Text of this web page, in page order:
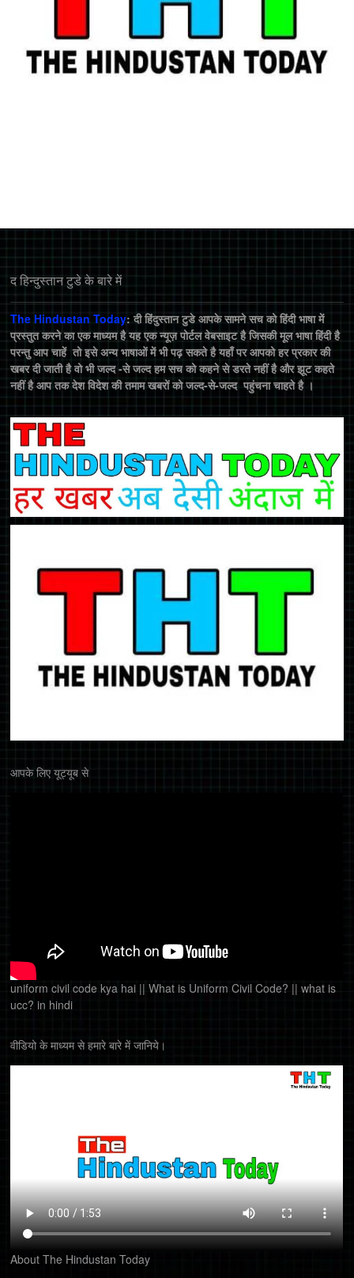
द हिन्‍दुस्‍तान टुडे के बारे में
The Hindustan Today: दी हिंदुस्तान टुडे आपके सामने सच को हिंदी भाषा में
प्रस्तुत करने का एक माध्यम है यह एक न्यूज़ पोर्टल वेबसाइट है जिसकी मूल भाषा हिंदी है
परन्तु आप चाहें तो इसे अन्य भाषाओं में भी पढ़ सकते है यहाँ पर आपको हर प्रकार की
खबर दी जाती है वो भी जल्द -से जल्द हम सच को कहने से डरते नहीं है और झूट कहते
नहीं है आप तक देश विदेश की तमाम खबरों को जल्द-से-जल्द पहुंचना चाहते है ।
आपके लिए यूट्यूब से
uniform civil code kya hai || What is Uniform Civil Code? || what is
ucc? in hindi
वीडियो के माध्यम से हमारे बारे में जानिये।
About The Hindustan Today